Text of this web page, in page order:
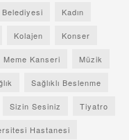
Belediyesi Kadın
Kolajen Konser
Meme Kanseri Müzik
Sağlıklı Beslenme
Sizin Sesiniz Tiyatro
Hastanesi